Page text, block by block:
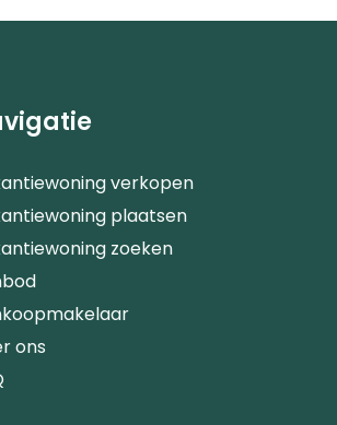
verkopen
plaatsen
zoeken
ons